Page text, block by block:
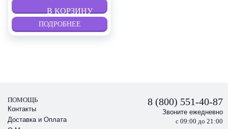
ПОДРОБНЕЕ
ПОМОЩЬ
Контакты
Доставка и Оплата
8 (800) 551-40-87
Звоните ежедневно
с 09:00 до 21:00